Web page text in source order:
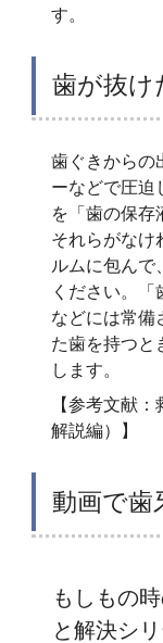
す。
歯が抜け
歯ぐきからの
ーなどで圧迫
を「歯の保存
それらがなけ
ルムに包んで
ください。
などには常備
た歯を持つと
します。
【参考文献
解説編）】
動画で歯
もしもの
と解決シ